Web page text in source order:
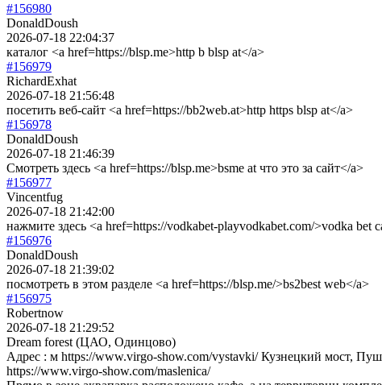
#156980
DonaldDoush
2026-07-18 22:04:37
каталог <a href=https://blsp.me>http b blsp at</a>
#156979
RichardExhat
2026-07-18 21:56:48
посетить веб-сайт <a href=https://bb2web.at>http https blsp at</a>
#156978
DonaldDoush
2026-07-18 21:46:39
Смотреть здесь <a href=https://blsp.me>bsme at что это за сайт</a>
#156977
Vincentfug
2026-07-18 21:42:00
нажмите здесь <a href=https://vodkabet-playvodkabet.com/>vodka bet
#156976
DonaldDoush
2026-07-18 21:39:02
посмотреть в этом разделе <a href=https://blsp.me/>bs2best web</a>
#156975
Robertnow
2026-07-18 21:29:52
Dream forest (ЦАО, Одинцово)
Адрес : м https://www.virgo-show.com/vystavki/ Кузнецкий мост,
https://www.virgo-show.com/maslenica/